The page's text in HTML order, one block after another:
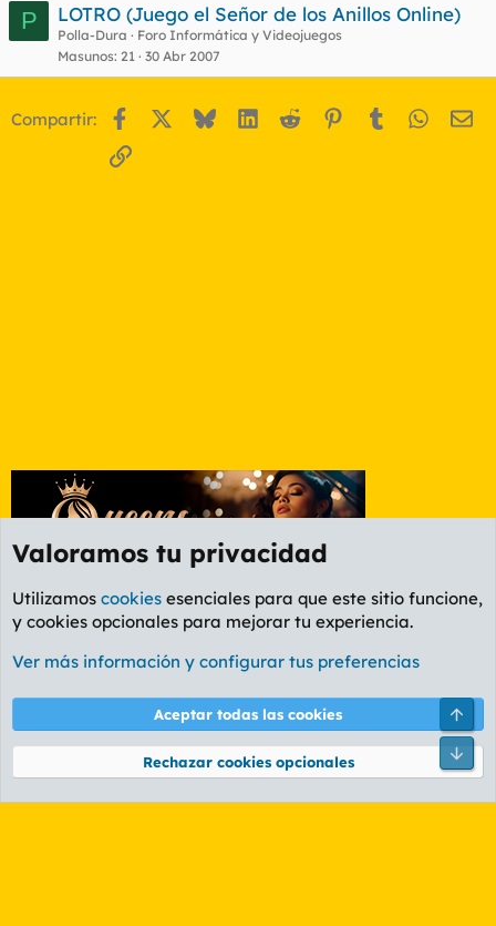
P LOTRO (Juego el Señor de los Anillos Online)
Polla-Dura
Foro Informática y Videojuegos
Masunos 21 30 Abr 2007
Compartir: Facebook BlueskyLinkedIn
Reddit Pinterest
Tumblr
Enlace
Foro General
Cookies
PL OLDSTYLE AMARILLO
Términos y reglas Política de privacidad Ayuda
Community platform by XenForo® © 2010-2026 XenForo Ltd.
Valoramos tu privacidad
Utilizamos cookies esenciales para que este sitio funcione,
y cookies opcionales para mejorar tu experiencia.
Ver más información y configurar tus preferencias
Aceptar todas las cookies
Rechazar cookies opcionales
Pie